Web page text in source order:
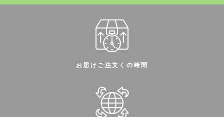
お届けご注文くの時間